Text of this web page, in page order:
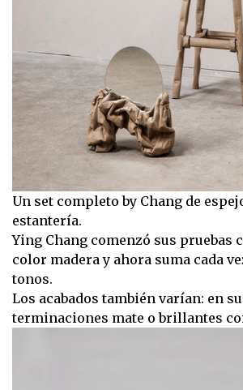
Un set completo by Chang de
estantería.
Ying Chang comenzó sus pruebas
color madera y ahora suma cada
tonos.
Los acabados también varían: en
terminaciones mate o brillantes